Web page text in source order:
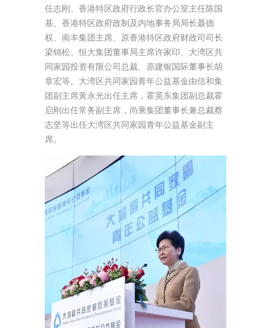
任志刚、香港特区政府行政长官办公室主任陈国
基、香港特区政府政制及内地事务局局长聂德
权、南丰集团主席、原香港特区政府财政司司长
梁锦松、恒大集团董事局主席许家印、大湾区共
同家园投资有限公司总裁、原建银国际董事长胡
章宏等。大湾区共同家园青年公益基金由信和集
团副主席黃永光出任主席，霍英东集团副总裁霍
启刚出任常务副主席，尚乘集团董事长兼总裁蔡
志坚等出任大湾区共同家园青年公益基金副主
席。